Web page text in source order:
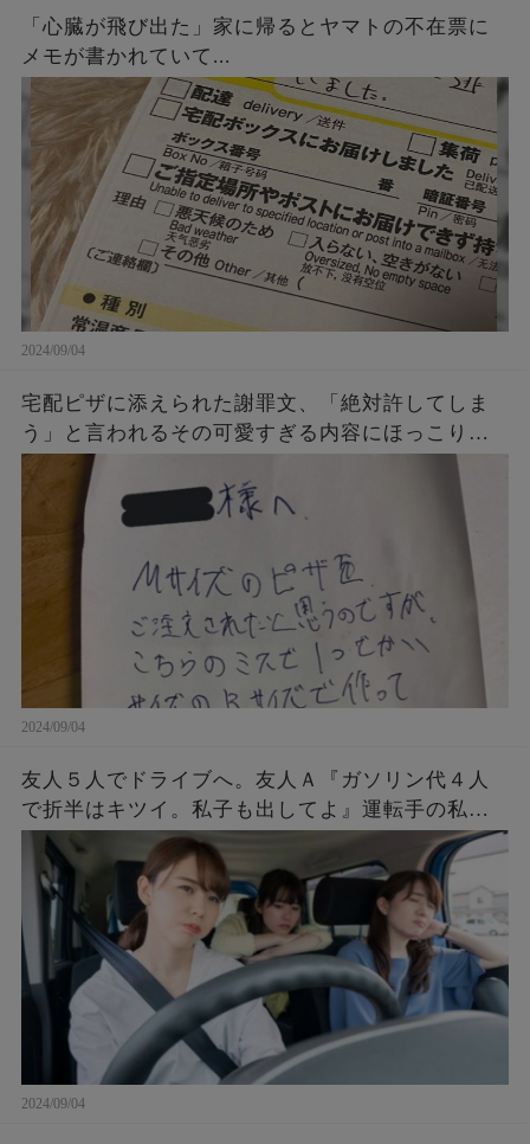
「心臓が飛び出た」家に帰るとヤマトの不在票に
メモが書かれていて...
2024/09/04
宅配ピザに添えられた謝罪文、「絶対許してしま
う」と言われるその可愛すぎる内容にほっこり…
2024/09/04
友人５人でドライブへ。友人Ａ『ガソリン代４人
で折半はキツイ。私子も出してよ』運転手の私
「ＯＫ。その代わりもうＡは私の車に乗せない、
今すぐ降りて」Ａ『！？』→すると・・・
2024/09/04